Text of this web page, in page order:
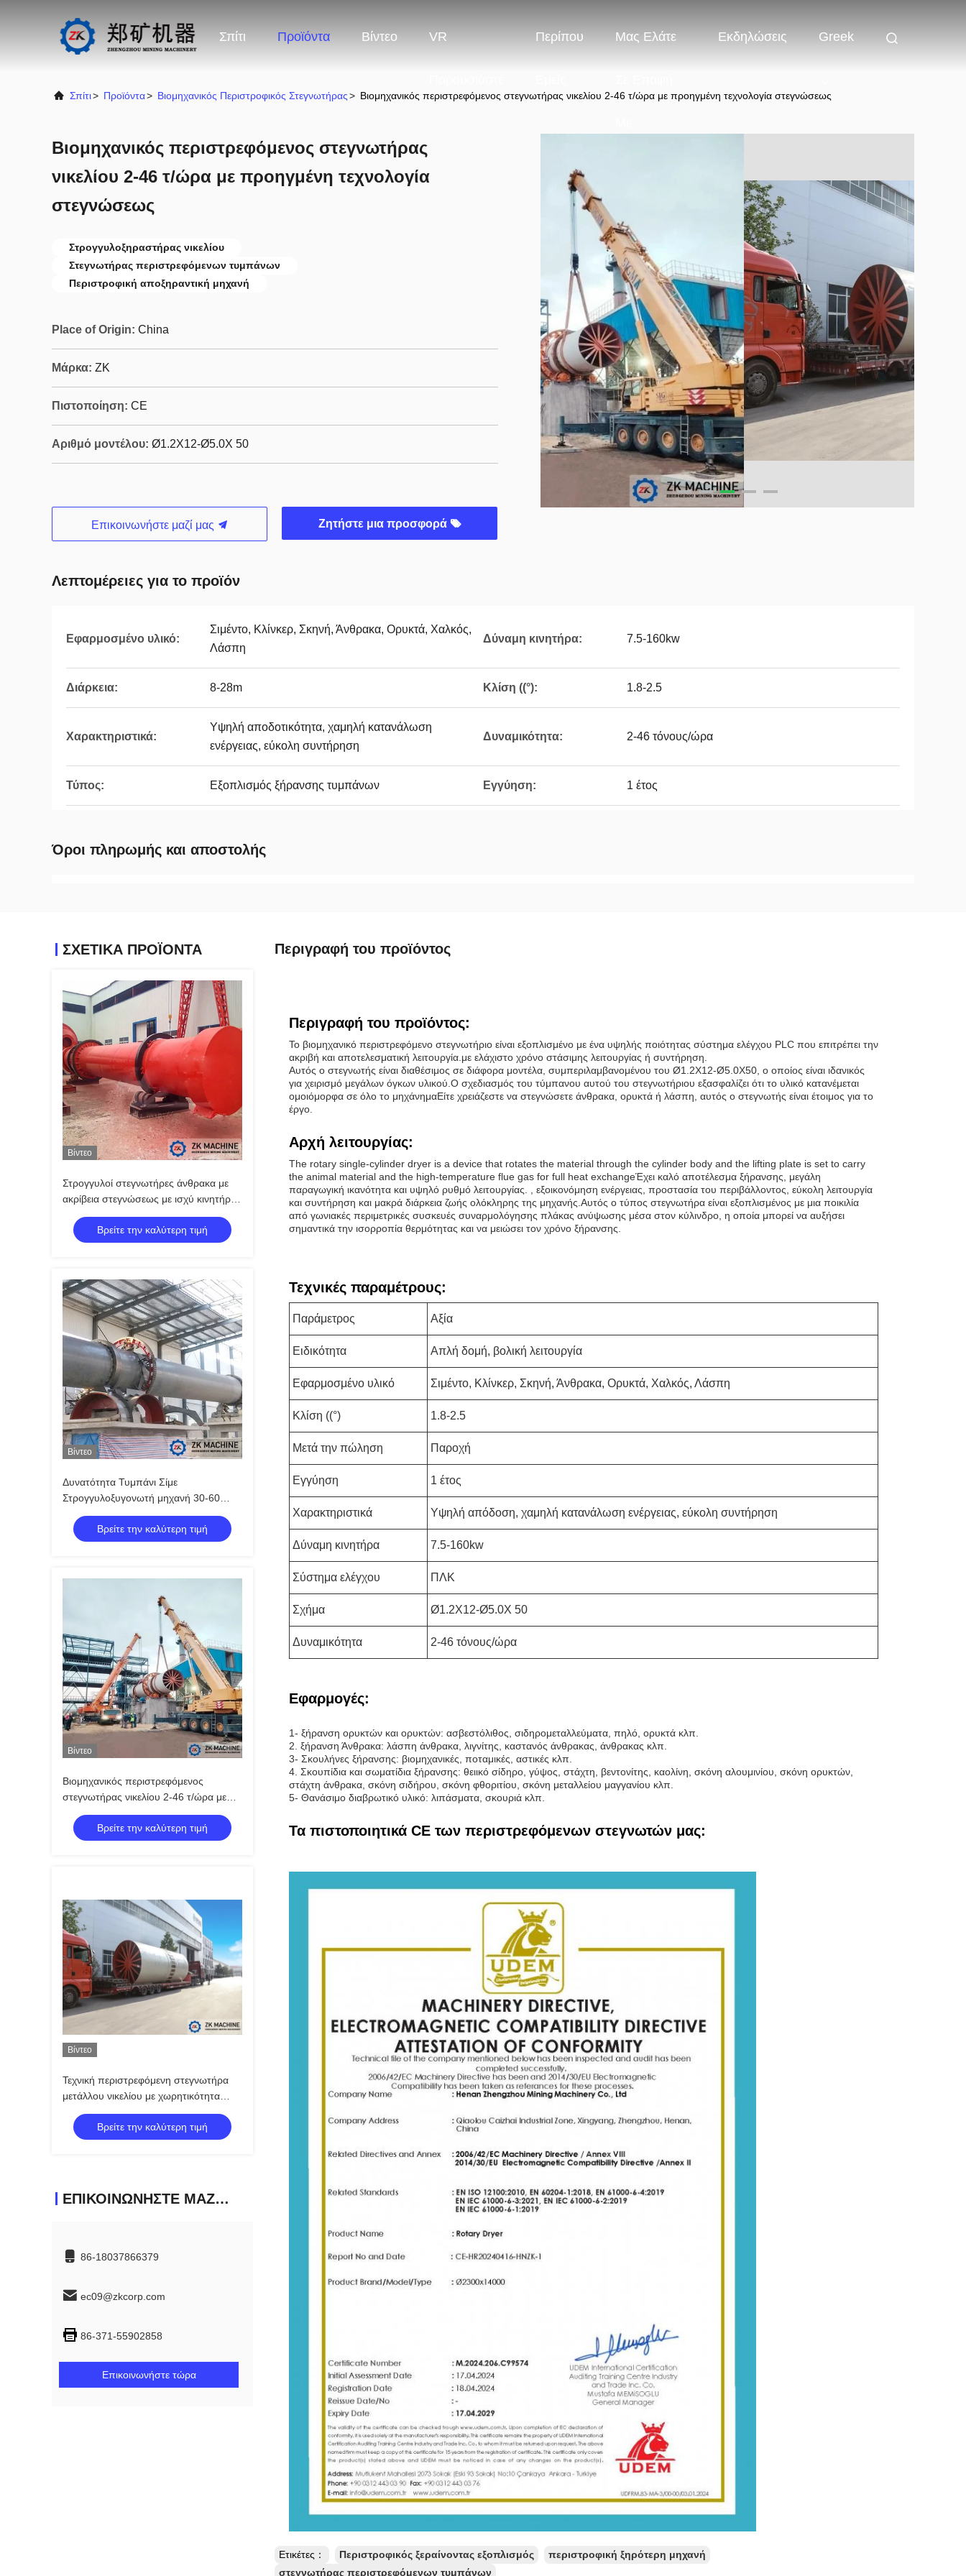
Σπίτι Προϊόντα Βίντεο VR Περίπου Μας Ελάτε Εκδηλώσεις Greek
Σπίτι> Προϊόντα> Βιομηχανικός Περιστροφικός Στεγνωτήρας> Βιομηχανικός περιστρεφόμενος στεγνωτήρας νικελίου 2-46 τ/ώρα με προηγμένη τεχνολογία στεγνώσεως
Βιομηχανικός περιστρεφόμενος στεγνωτήρας
νικελίου 2-46 τ/ώρα με προηγμένη τεχνολογία
στεγνώσεως
Στρογγυλοξηραστήρας νικελίου
Στεγνωτήρας περιστρεφόμενων τυμπάνων
Περιστροφική αποξηραντική μηχανή
Place of Origin: China
Μάρκα: ZK
Πιστοποίηση: CE
Αριθμό μοντέλου: Ø1.2X12-Ø5.0X 50
Επικοινωνήστε μαζί μας Ζητήστε μια προσφορά
Λεπτομέρειες για το προϊόν
Εφαρμοσμένο υλικό:
Σιμέντο, Κλίνκερ, Σκηνή, Άνθρακα, Ορυκτά, Χαλκός,
Λάσπη
Δύναμη κινητήρα: 7.5-160kw
Διάρκεια: 8-28m Κλίση ((°): 1.8-2.5
Χαρακτηριστικά:
Υψηλή αποδοτικότητα, χαμηλή κατανάλωση
ενέργειας, εύκολη συντήρηση
Δυναμικότητα: 2-46 τόνους/ώρα
Τύπος: Εξοπλισμός ξήρανσης τυμπάνων Εγγύηση: 1 έτος
Όροι πληρωμής και αποστολής
ΣΧΕΤΙΚΑ ΠΡΟΪΟΝΤΑ
Βίντεο
Στρογγυλοί στεγνωτήρες άνθρακα με
ακρίβεια στεγνώσεως με ισχύ κινητήρα
7,5-160 kW
Βρείτε την καλύτερη τιμή
Βίντεο
Δυνατότητα Τυμπάνι Σίμε
Στρογγυλοξυγονωτή μηχανή 30-60
λεπτά Χρόνος ξήρανσης 1,5m - 4m
ΔιαμέτρουΒρείτε την καλύτερη τιμή
Βίντεο
Βιομηχανικός περιστρεφόμενος
στεγνωτήρας νικελίου 2-46 τ/ώρα με
προηγμένη τεχνολογία στεγνώσεως
Βρείτε την καλύτερη τιμή
Βίντεο
Τεχνική περιστρεφόμενη στεγνωτήρα
μετάλλου νικελίου με χωρητικότητα
στεγνώσεως 30 τόνων/ώρα
Βρείτε την καλύτερη τιμή
ΕΠΙΚΟΙΝΩΝΉΣΤΕ ΜΑΖΊ ΜΑΣ
86-18037866379
ec09@zkcorp.com
86-371-55902858
Επικοινωνήστε τώρα
Περιγραφή του προϊόντος
Περιγραφή του προϊόντος:
Το βιομηχανικό περιστρεφόμενο στεγνωτήριο είναι εξοπλισμένο με ένα υψηλής ποιότητας σύστημα ελέγχου PLC που επιτρέπει την
ακριβή και αποτελεσματική λειτουργία.με ελάχιστο χρόνο στάσιμης λειτουργίας ή συντήρηση.
Αυτός ο στεγνωτής είναι διαθέσιμος σε διάφορα μοντέλα, συμπεριλαμβανομένου του Ø1.2X12-Ø5.0X50, ο οποίος είναι ιδανικός
για χειρισμό μεγάλων όγκων υλικού.Ο σχεδιασμός του τύμπανου αυτού του στεγνωτήριου εξασφαλίζει ότι το υλικό κατανέμεται
ομοιόμορφα σε όλο το μηχάνημαΕίτε χρειάζεστε να στεγνώσετε άνθρακα, ορυκτά ή λάσπη, αυτός ο στεγνωτής είναι έτοιμος για το
έργο.
Αρχή λειτουργίας:
The rotary single-cylinder dryer is a device that rotates the material through the cylinder body and the lifting plate is set to carry
the animal material and the high-temperature flue gas for full heat exchangeΈχει καλό αποτέλεσμα ξήρανσης, μεγάλη
παραγωγική ικανότητα και υψηλό ρυθμό λειτουργίας. , εξοικονόμηση ενέργειας, προστασία του περιβάλλοντος, εύκολη λειτουργία
και συντήρηση και μακρά διάρκεια ζωής ολόκληρης της μηχανής.Αυτός ο τύπος στεγνωτήρα είναι εξοπλισμένος με μια ποικιλία
από γωνιακές περιμετρικές συσκευές συναρμολόγησης πλάκας ανύψωσης μέσα στον κύλινδρο, η οποία μπορεί να αυξήσει
σημαντικά την ισορροπία θερμότητας και να μειώσει τον χρόνο ξήρανσης.
Τεχνικές παραμέτρους:
Παράμετρος Αξία
Ειδικότητα Απλή δομή, βολική λειτουργία
Εφαρμοσμένο υλικό Σιμέντο, Κλίνκερ, Σκηνή, Άνθρακα, Ορυκτά, Χαλκός, Λάσπη
Κλίση ((°) 1.8-2.5
Μετά την πώληση Παροχή
Εγγύηση 1 έτος
Χαρακτηριστικά Υψηλή απόδοση, χαμηλή κατανάλωση ενέργειας, εύκολη συντήρηση
Δύναμη κινητήρα 7.5-160kw
Σύστημα ελέγχου ΠΛΚ
Σχήμα Ø1.2X12-Ø5.0X 50
Δυναμικότητα 2-46 τόνους/ώρα
Εφαρμογές:
1- ξήρανση ορυκτών και ορυκτών: ασβεστόλιθος, σιδηρομεταλλεύματα, πηλό, ορυκτά κλπ.
2. ξήρανση Άνθρακα: λάσπη άνθρακα, λιγνίτης, καστανός άνθρακας, άνθρακας κλπ.
3- Σκουλήνες ξήρανσης: βιομηχανικές, ποταμικές, αστικές κλπ.
4. Σκουπίδια και σωματίδια ξήρανσης: θειικό σίδηρο, γύψος, στάχτη, βεντονίτης, καολίνη, σκόνη αλουμινίου, σκόνη ορυκτών,
στάχτη άνθρακα, σκόνη σιδήρου, σκόνη φθοριτίου, σκόνη μεταλλείου μαγγανίου κλπ.
5- Θανάσιμο διαβρωτικό υλικό: λιπάσματα, σκουριά κλπ.
Τα πιστοποιητικά CE των περιστρεφόμενων στεγνωτών μας:
Ετικέτες： Περιστροφικός ξεραίνοντας εξοπλισμός
περιστροφική ξηρότερη μηχανή
στεγνωτήρας περιστρεφόμενων τυμπάνων